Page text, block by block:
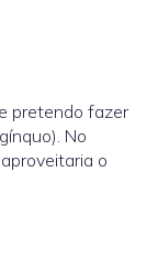
pretendo fazer
No
o